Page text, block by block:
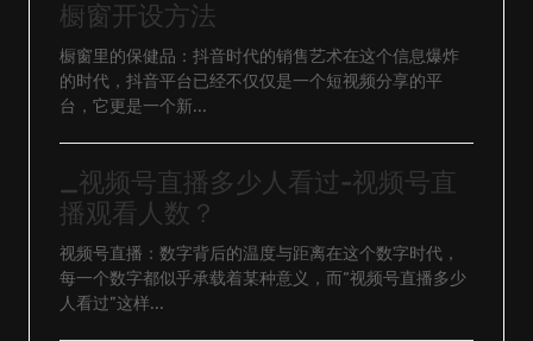
橱窗开设方法
橱窗里的保健品：抖音时代的销售艺术在这个信息爆炸
的时代，抖音平台已经不仅仅是一个短视频分享的平
台，它更是一个新...
_视频号直播多少人看过-视频号直
播观看人数？
视频号直播：数字背后的温度与距离在这个数字时代，
每一个数字都似乎承载着某种意义，而“视频号直播多少
人看过”这样...